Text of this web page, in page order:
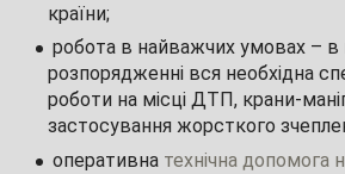
країни;
робота в найважчих умовах –
розпорядженні вся необхідна
роботи на місці ДТП, крани-
застосування жорсткого
оперативна технічна допомога